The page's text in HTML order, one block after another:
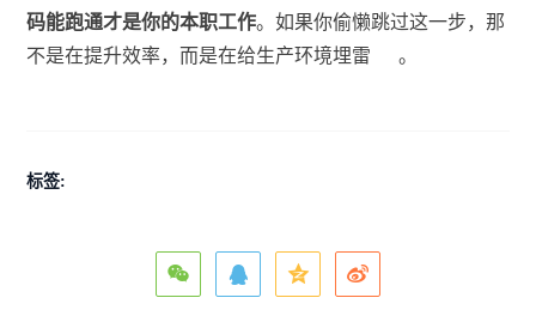
码能跑通才是你的本职工作。如果你偷懒跳过这一步，那
不是在提升效率，而是在给生产环境埋雷
。
标签: